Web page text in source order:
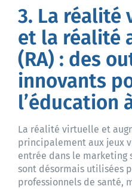
3. La réalité
et la réalité
(RA) : des
innovants
l’éducation
La réalité virtuelle et
principalement aux jeux
entrée dans le marketing
sont désormais utilisées
professionnels de santé,